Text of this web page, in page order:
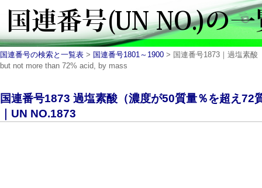
国連番号の検索と一覧表 > 国連番号1801～1900 > 国連番号1873｜過塩素酸
but not more than 72% acid, by mass
国連番号1873 過塩素酸（濃度が50質量％を超え72
｜UN NO.1873